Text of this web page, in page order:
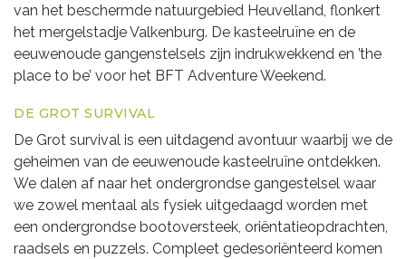
van het beschermde natuurgebied Heuvelland, flonkert
het mergelstadje Valkenburg. De kasteelruïne en de
eeuwenoude gangenstelsels zijn indrukwekkend en ’the
place to be’ voor het BFT Adventure Weekend.
DE GROT SURVIVAL
De Grot survival is een uitdagend avontuur waarbij we de
geheimen van de eeuwenoude kasteelruïne ontdekken.
We dalen af naar het ondergrondse gangestelsel waar
we zowel mentaal als fysiek uitgedaagd worden met
een ondergrondse bootoversteek, oriëntatieopdrachten,
raadsels en puzzels. Compleet gedesoriënteerd komen